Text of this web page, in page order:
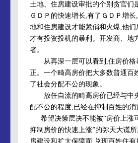
土地、住房建设审批的个别贪官们
ＧＤＰ的快速增长,有了ＧＤＰ增
地和住房建设才能紧俏和火爆,他
才有投资投机的暴利。开发商、地
者。
从再深一层可以看到,住房价格
正。一个畸高房价把大多数普通百
了社会分配不公的现象。
放任自流的畸高房价已经与中央
配不公的程度;已经在抑制百姓的
希望决策层决不能被“房价上涨
抑制房价的快速上涨”的弥天大谎
房建设和扩大保障面,兑现百姓住